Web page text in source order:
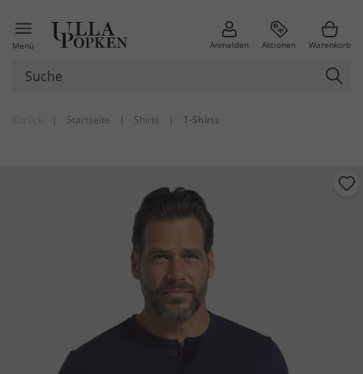
Menü Anmelden Aktionen Warenkorb
| Startseite | Shirts | T-Shirts